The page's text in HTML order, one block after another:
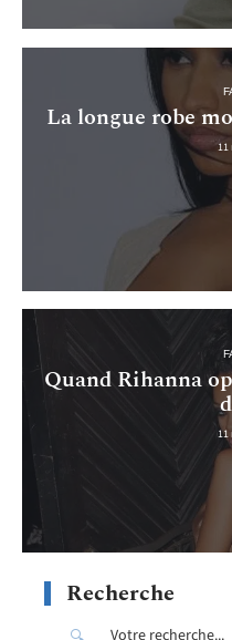
La longue robe
11
Quand Rihanna
11
Recherche